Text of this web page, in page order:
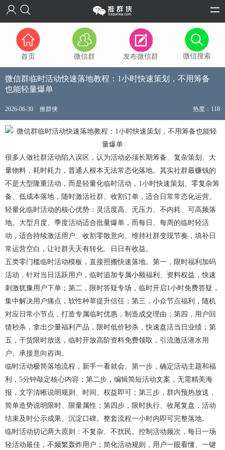
首页 微信群 发布微信群 微信搜索
微信群临时活动快速落地教程：1小时快速策划，不用筹备
也能轻量爆单
2026-06-30 推群侠 热度：118
很多人做社群活动陷入误区，认为活动必须长期筹备、复杂策划、大
量物料，耗时耗力，普通人根本无法常态化落地。其实社群最赚钱的
不是大型隆重活动，而是轻量化临时活动，1小时快速策划、零复杂筹
备、低成本落地，随时激活社群、收割订单，适合日常常态化运营。
轻量化临时活动的核心优势：灵活度高、无压力、不内耗、可高频落
地。大型月度、季度活动适合批量爆单，而每日、每周的临时轻活
动，适合持续激活用户、收割零散意向、维持社群变现节奏，填补日
常运营空白，让社群天天有转化、日日有收益。
五类零门槛临时活动模板，直接照搬快速落地。第一，限时福利加码
活动，针对当日活跃用户，临时追加专属小额福利、资料权益，快速
刺激犹豫用户下单；第二，限时答疑专场，临时开启1小时免费答疑，
集中解决用户痛点，软性种草提升信任；第三，小众节点福利，随机
对应日常小节点，打造专属临时优惠，制造成交理由；第四，用户回
馈秒杀，拿出少量福利产品，限时低价秒杀，快速盘活当日业绩；第
五，干货限时放送，临时开放高阶资料免费领取，引流激活潜水用
户、承接意向咨询。
临时活动极简落地流程，新手一看就会。第一步，确定活动主题和福
利，5分钟敲定核心内容；第二步，编辑简短活动文案，无需精美海
报，文字清晰说明规则、时间、权益即可；第三步，群内预热放送，
简单造势说明限时、限量属性；第四步，限时执行、收尾复盘，活动
结束及时公示成果、沉淀口碑。整套流程一小时内即可完整落地。
临时活动切记两大原则：不复杂、不扰民。控制活动频次，每日一场
轻活动最佳，不频繁轰炸用户；简化活动规则，用户一眼看懂、一键